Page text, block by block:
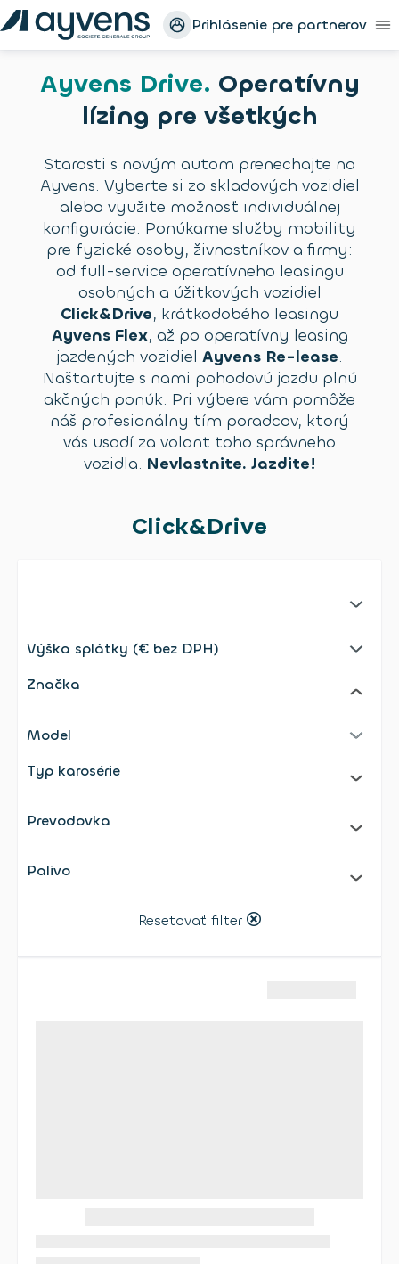
Prihlásenie pre partnerov
Ayvens Drive. Operatívny
lízing pre všetkých
Starosti s novým autom prenechajte na
Ayvens. Vyberte si zo skladových vozidiel
alebo využite možnosť individuálnej
konfigurácie. Ponúkame služby mobility
pre fyzické osoby, živnostníkov a firmy:
od full-service operatívneho leasingu
osobných a úžitkových vozidiel
Click&Drive, krátkodobého leasingu
Ayvens Flex, až po operatívny leasing
jazdených vozidiel Ayvens Re-lease.
Naštartujte s nami pohodovú jazdu plnú
akčných ponúk. Pri výbere vám pomôže
náš profesionálny tím poradcov, ktorý
vás usadí za volant toho správneho
vozidla. Nevlastnite. Jazdite!
Click&Drive
Selected: Výška splátky (€ bez DPH)
Výška splátky (€ bez DPH)
Značka
Selected: Model
Model
Typ karosérie
Prevodovka
Palivo
Resetovať filter